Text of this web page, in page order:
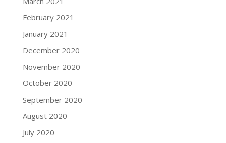
February 2021
January 2021
December 2020
November 2020
October 2020
September 2020
August 2020
July 2020